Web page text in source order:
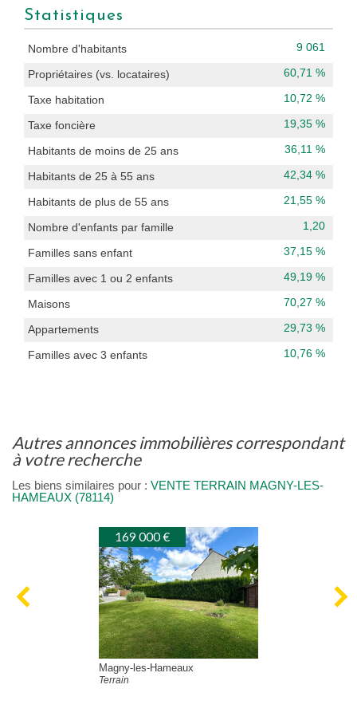
Statistiques
Nombre d'habitants 9 061
Propriétaires (vs. locataires) 60,71 %
Taxe habitation 10,72 %
Taxe foncière 19,35 %
Habitants de moins de 25 ans 36,11 %
Habitants de 25 à 55 ans 42,34 %
Habitants de plus de 55 ans 21,55 %
Nombre d'enfants par famille 1,20
Familles sans enfant 37,15 %
Familles avec 1 ou 2 enfants 49,19 %
Maisons 70,27 %
Appartements 29,73 %
Familles avec 3 enfants 10,76 %
autres annonces immobilières correspondant
à votre recherche
Les biens similaires pour : VENTE TERRAIN MAGNY-LES-
HAMEAUX (78114)
169 000 €
Magny-les-Hameaux
Terrain